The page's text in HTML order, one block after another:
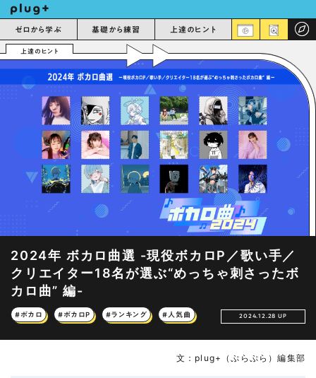
ゼロから学ぶ 基礎から練習 上達のヒント
上達のヒント
2024年 ボカロ曲選 -現役ボカロP／歌い手／
クリエイター18名が選ぶ“めっちゃ刺さったボ
カロ曲” 編-
#ボカロ #ボカロP #ランキング #人気曲 2024.12.28 UP
文：plug+（ぷらぷら）編集部